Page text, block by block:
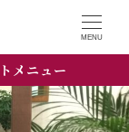
MENU
メニュー